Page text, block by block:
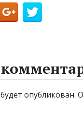
опубликован.